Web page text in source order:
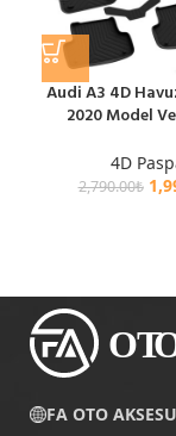
Audi A3 4D
2020 Model
4D
2,790.00₺
FA OTO